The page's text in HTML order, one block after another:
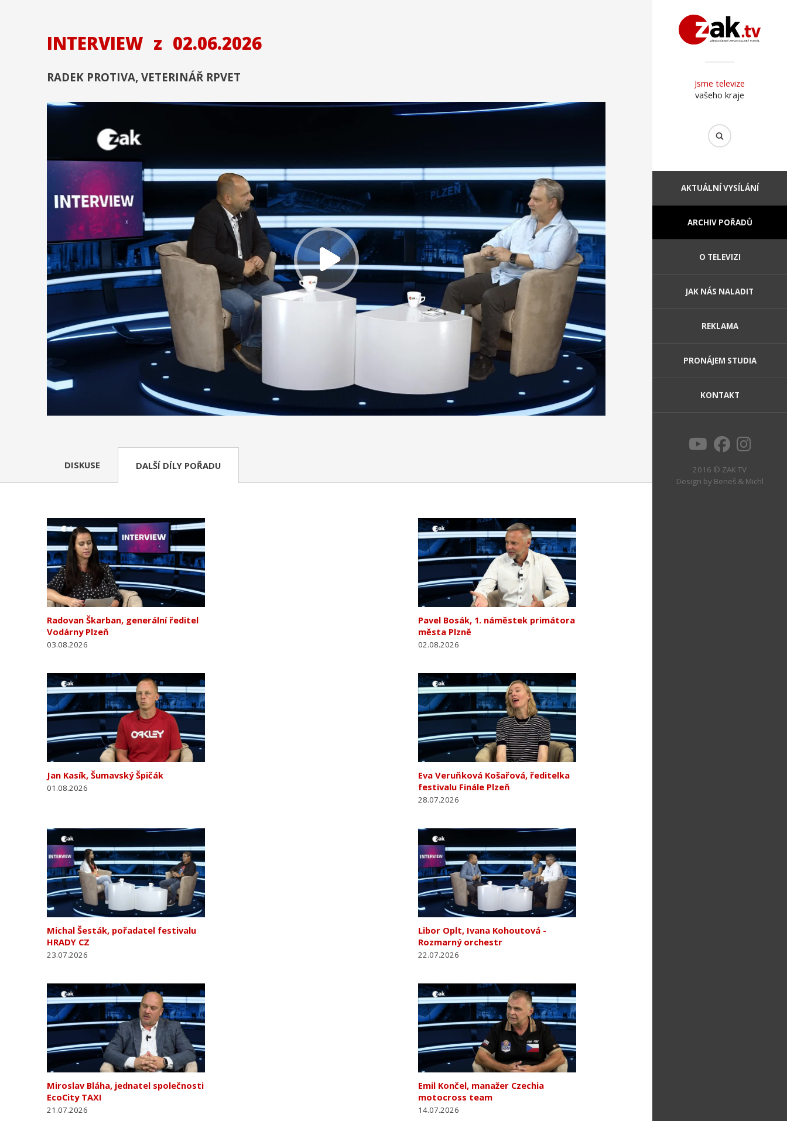
Jsme televize
vašeho kraje
AKTUÁLNÍ VYSÍLÁNÍ
ARCHIV POŘADŮ
O TELEVIZI
JAK NÁS NALADIT
REKLAMA
PRONÁJEM STUDIA
KONTAKT
2016 © ZAK TV
Design by Beneš & Michl
INTERVIEW z 02.06.2026
RADEK PROTIVA, VETERINÁŘ RPVET
DISKUSE DALŠÍ DÍLY POŘADU
Radovan Škarban, generální ředitel
Vodárny Plzeň
03.08.2026
Pavel Bosák, 1. náměstek primátora
města Plzně
02.08.2026
Jan Kasík, Šumavský Špičák
01.08.2026
Eva Veruňková Košařová, ředitelka
festivalu Finále Plzeň
28.07.2026
Michal Šesták, pořadatel festivalu
HRADY CZ
23.07.2026
Libor Oplt, Ivana Kohoutová -
Rozmarný orchestr
22.07.2026
Miroslav Bláha, jednatel společnosti
EcoCity TAXI
21.07.2026
Emil Končel, manažer Czechia
motocross team
14.07.2026